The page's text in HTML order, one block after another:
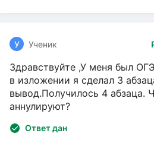
У Ученик
Здравствуйте ,У меня был
в изложении я сделал 3
вывод.Получилось 4 абзаца.
аннулируют?
Ответ дан